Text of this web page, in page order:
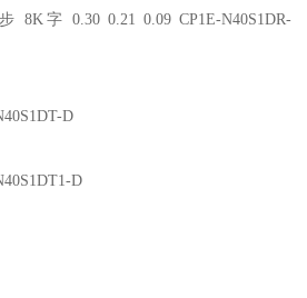
8K字 0.30 0.21 0.09 CP1E-N40S1DR-
D
D